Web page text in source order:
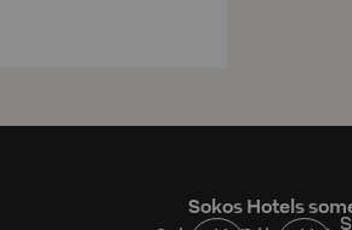
Sokos Hotels